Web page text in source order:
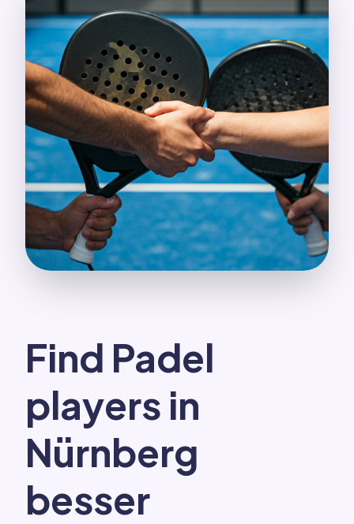
Find Padel
players in
Nürnberg
besser